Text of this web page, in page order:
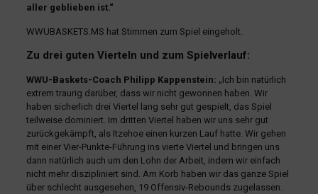
aller geblieben ist.“
WWUBASKETS.MS hat Stimmen zum Spiel eingeholt.
Zu drei guten Vierteln und zum Spielverlauf:
WWU-Baskets-Coach Philipp Kappenstein: „Ich bin natürlich
extrem traurig darüber, dass wir nicht gewonnen haben. Wir
haben sicherlich drei Viertel lang sehr gut gespielt, das Spiel
teilweise dominiert. Im dritten Viertel haben wir uns sehr gut
zurückgekämpft, als Itzehoe einen kurzen Lauf hatte. Wir gehen
mit einer Vier-Punkte-Führung ins vierte Viertel und bringen uns
dann natürlich auch um den Lohn der Arbeit, indem wir einfach
nicht mehr diszipliniert sind. Am Korb haben wir das ganze Spiel
über schlecht ausgesehen, 19 Offensiv-Rebounds zugelassen.